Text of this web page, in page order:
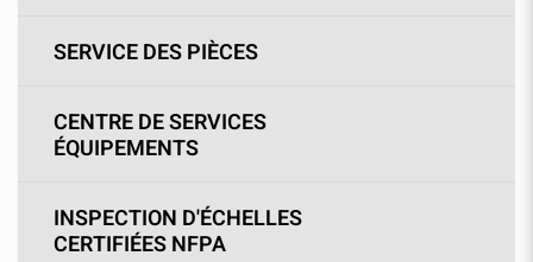
SERVICE DES PIÈCES
CENTRE DE SERVICES
ÉQUIPEMENTS
INSPECTION D'ÉCHELLES
CERTIFIÉES NFPA